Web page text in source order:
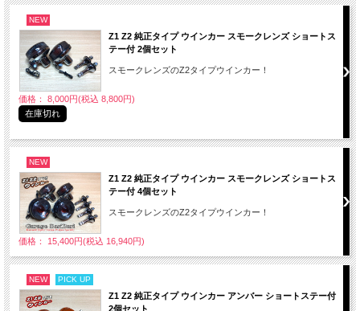
NEW
Z1 Z2 純正タイプ ウインカー スモークレンズ ショートス
テー付 2個セット
スモークレンズのZ2タイプウインカー！
価格： 8,000円(税込 8,800円)
在庫切れ
NEW
Z1 Z2 純正タイプ ウインカー スモークレンズ ショートス
テー付 4個セット
スモークレンズのZ2タイプウインカー！
価格： 15,400円(税込 16,940円)
NEW PICK UP
Z1 Z2 純正タイプ ウインカー アンバー ショートステー付
2個セット